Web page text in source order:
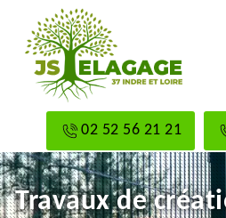
02 52 56 21 21
Travaux de